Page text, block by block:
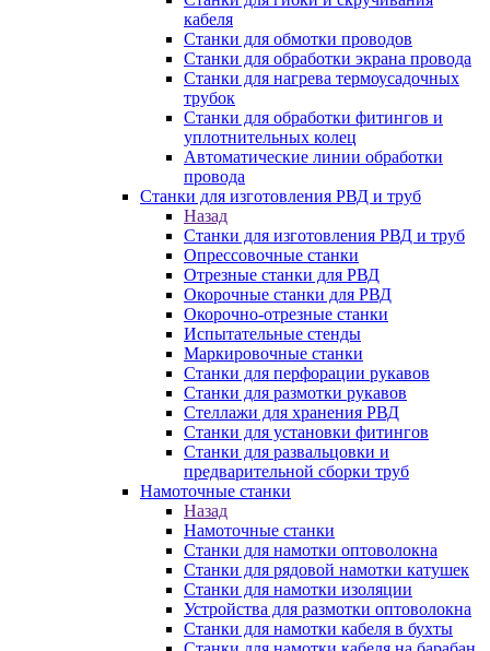
кабеля
Станки для обмотки проводов
Станки для обработки экрана провода
Станки для нагрева термоусадочных
трубок
Станки для обработки фитингов и
уплотнительных колец
Автоматические линии обработки
провода
Станки для изготовления РВД и труб
Назад
Станки для изготовления РВД и труб
Опрессовочные станки
Отрезные станки для РВД
Окорочные станки для РВД
Окорочно-отрезные станки
Испытательные стенды
Маркировочные станки
Станки для перфорации рукавов
Станки для размотки рукавов
Стеллажи для хранения РВД
Станки для установки фитингов
Станки для развальцовки и
предварительной сборки труб
Намоточные станки
Назад
Намоточные станки
Станки для намотки оптоволокна
Станки для рядовой намотки катушек
Станки для намотки изоляции
Устройства для размотки оптоволокна
Станки для намотки кабеля в бухты